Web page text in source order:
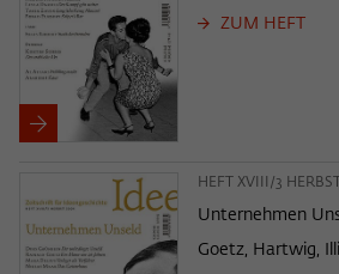
ZUM HEFT
HEFT XVIII/3
Unternehmen
Goetz, Hartwig,